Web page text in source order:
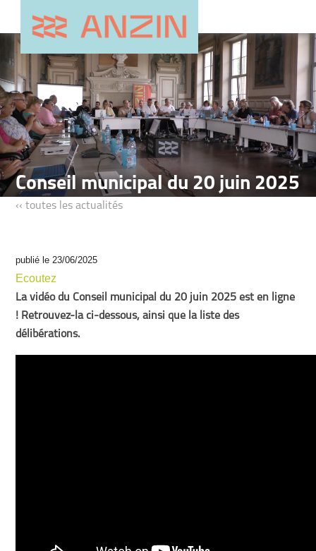
Conseil municipal du 20 juin 2025
‹‹ toutes les actualités
publié le 23/06/2025
Ecoutez
La vidéo du Conseil municipal du 20 juin 2025 est en ligne
! Retrouvez-la ci-dessous, ainsi que la liste des
délibérations.